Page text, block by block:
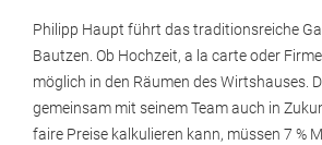
Philipp Haupt führt das traditionsreiche
Bautzen. Ob Hochzeit, a la carte oder
möglich in den Räumen des Wirtshauses.
gemeinsam mit seinem Team auch in
faire Preise kalkulieren kann, müssen 7 %